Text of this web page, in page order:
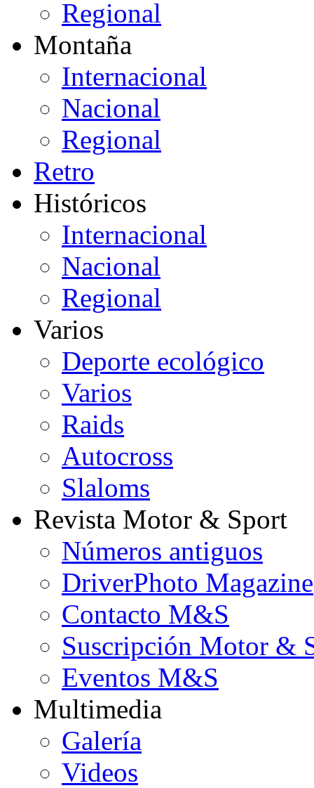
Regional
Montaña
Internacional
Nacional
Regional
Retro
Históricos
Internacional
Nacional
Regional
Varios
Deporte ecológico
Varios
Raids
Autocross
Slaloms
Revista Motor & Sport
Números antiguos
DriverPhoto Magazine
Contacto M&S
Suscripción Motor &
Eventos M&S
Multimedia
Galería
Videos